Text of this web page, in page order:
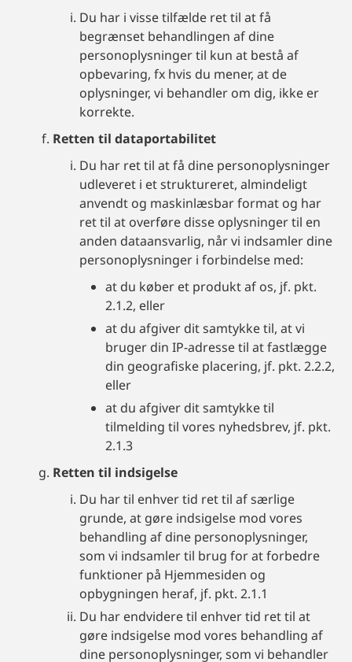
Du har i visse tilfælde ret til at få
begrænset behandlingen af dine
personoplysninger til kun at bestå af
opbevaring, fx hvis du mener, at de
oplysninger, vi behandler om dig, ikke er
korrekte.
Retten til dataportabilitet
Du har ret til at få dine personoplysninger
udleveret i et struktureret, almindeligt
anvendt og maskinlæsbar format og har
ret til at overføre disse oplysninger til en
anden dataansvarlig, når vi indsamler dine
personoplysninger i forbindelse med:
at du køber et produkt af os, jf. pkt.
2.1.2, eller
at du afgiver dit samtykke til, at vi
bruger din IP-adresse til at fastlægge
din geografiske placering, jf. pkt. 2.2.2,
eller
at du afgiver dit samtykke til
tilmelding til vores nyhedsbrev, jf. pkt.
2.1.3
Retten til indsigelse
Du har til enhver tid ret til af særlige
grunde, at gøre indsigelse mod vores
behandling af dine personoplysninger,
som vi indsamler til brug for at forbedre
funktioner på Hjemmesiden og
opbygningen heraf, jf. pkt. 2.1.1
Du har endvidere til enhver tid ret til at
gøre indsigelse mod vores behandling af
dine personoplysninger, som vi behandler